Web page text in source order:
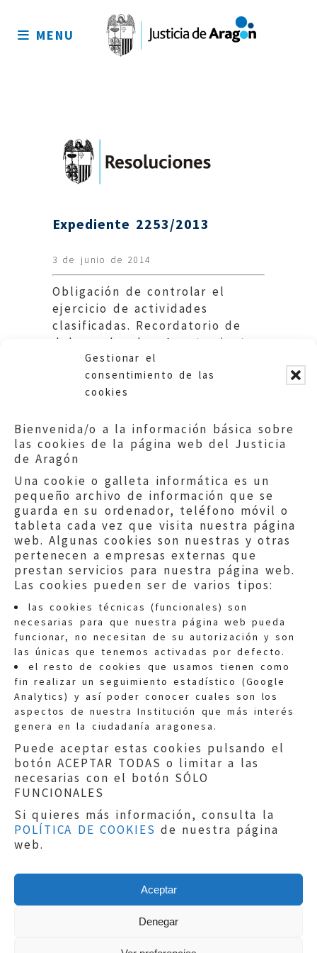
Gestionar el
consentimiento de las
cookies
Bienvenida/o a la información básica sobre
las cookies de la página web del Justicia
de Aragón
Una cookie o galleta informática es un
pequeño archivo de información que se
guarda en su ordenador, teléfono móvil o
tableta cada vez que visita nuestra página
web. Algunas cookies son nuestras y otras
pertenecen a empresas externas que
prestan servicios para nuestra página web.
Las cookies pueden ser de varios tipos:
las cookies técnicas (funcionales) son
necesarias para que nuestra página web pueda
funcionar, no necesitan de su autorización y son
las únicas que tenemos activadas por defecto.
el resto de cookies que usamos tienen como
fin realizar un seguimiento estadístico (Google
Analytics) y así poder conocer cuales son los
aspectos de nuestra Institución que más interés
genera en la ciudadanía aragonesa.
Puede aceptar estas cookies pulsando el
botón ACEPTAR TODAS o limitar a las
necesarias con el botón SÓLO
FUNCIONALES
Si quieres más información, consulta la
POLÍTICA DE COOKIES de nuestra página
web.
Aceptar
Denegar
sitio
MENU
Expediente 2253/2013
3 de junio de 2014
Obligación de controlar el
ejercicio de actividades
clasificadas. Recordatorio de
deberes legales. Ayuntamiento
de la Almolda.
Quejas:quejas@eljusticiadearagon.es
Información general:
informacion@eljusticiadearagon.es
Teléfonos:900 210 210/
Aviso legal|Política de privacidad|
Protección de Datos
Política de cookies
Copyright © 2019El Justicia de Aragón|
Sephor Consulting